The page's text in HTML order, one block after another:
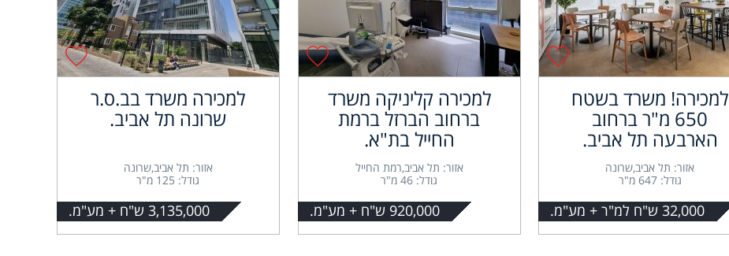
למכירה! משרד בשטח
650 מ"ר ברחוב
הארבעה תל אביב.
אזור: תל אביב,שרונה
גודל: 647 מ"ר
32,000 ש"ח למ"ר + מע"מ.
למכירה קליניקה משרד
ברחוב הברזל ברמת
החייל בת"א.
אזור: תל אביב,רמת החייל
גודל: 46 מ"ר
920,000 ש"ח + מע"מ.
למכירה משרד בב.ס.ר
שרונה תל אביב.
אזור: תל אביב,שרונה
גודל: 125 מ"ר
3,135,000 ש"ח + מע"מ.